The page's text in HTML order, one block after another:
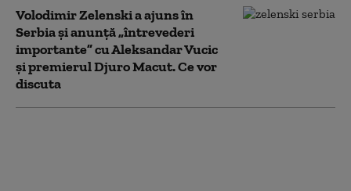
Volodimir Zelenski a ajuns în
Serbia și anunță „întrevederi
importante” cu Aleksandar Vucic
și premierul Djuro Macut. Ce vor
discuta